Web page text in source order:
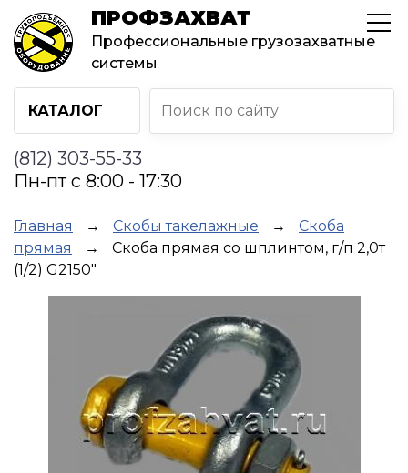
Перейти
основному
содержанию
ПРОФЗАХВАТ
Профессиональные грузозахватные
системы
КАТАЛОГ
(812) 303-55-33
Пн-пт с 8:00 - 17:30
Строка
навигации
Главная Скобы такелажные
Скоба
прямая
Скоба прямая со шплинтом, г/п 2,0т
(1/2) G2150"